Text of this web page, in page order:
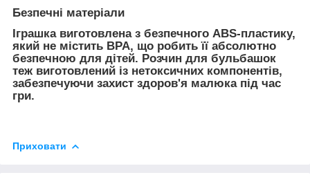
Безпечні матеріали
Іграшка виготовлена з безпечного ABS-пластику,
який не містить BPA, що робить її абсолютно
безпечною для дітей. Розчин для бульбашок
теж виготовлений із нетоксичних компонентів,
забезпечуючи захист здоров'я малюка під час
гри.
Приховати